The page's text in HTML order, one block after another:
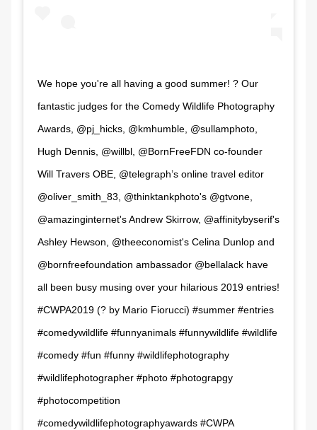
We hope you're all having a good summer! ? Our
fantastic judges for the Comedy Wildlife Photography
Awards, @pj_hicks, @kmhumble, @sullamphoto,
Hugh Dennis, @willbl, @BornFreeFDN co-founder
Will Travers OBE, @telegraph’s online travel editor
@oliver_smith_83, @thinktankphoto's @gtvone,
@amazinginternet's Andrew Skirrow, @affinitybyserif's
Ashley Hewson, @theeconomist's Celina Dunlop and
@bornfreefoundation ambassador @bellalack have
all been busy musing over your hilarious 2019 entries!
#CWPA2019 (? by Mario Fiorucci) #summer #entries
#comedywildlife #funnyanimals #funnywildlife #wildlife
#comedy #fun #funny #wildlifephotography
#wildlifephotographer #photo #photograpgy
#photocompetition
#comedywildlifephotographyawards #CWPA